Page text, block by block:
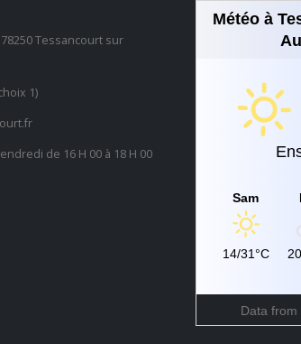
Tessancourt sur
1)
de 16 H 00 à 18 H 00
Météo à
Sam
14/31°C
Data from